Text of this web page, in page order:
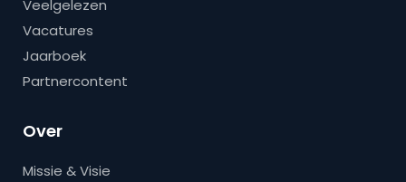
Veelgelezen
Vacatures
Jaarboek
Partnercontent
Over
Missie & Visie